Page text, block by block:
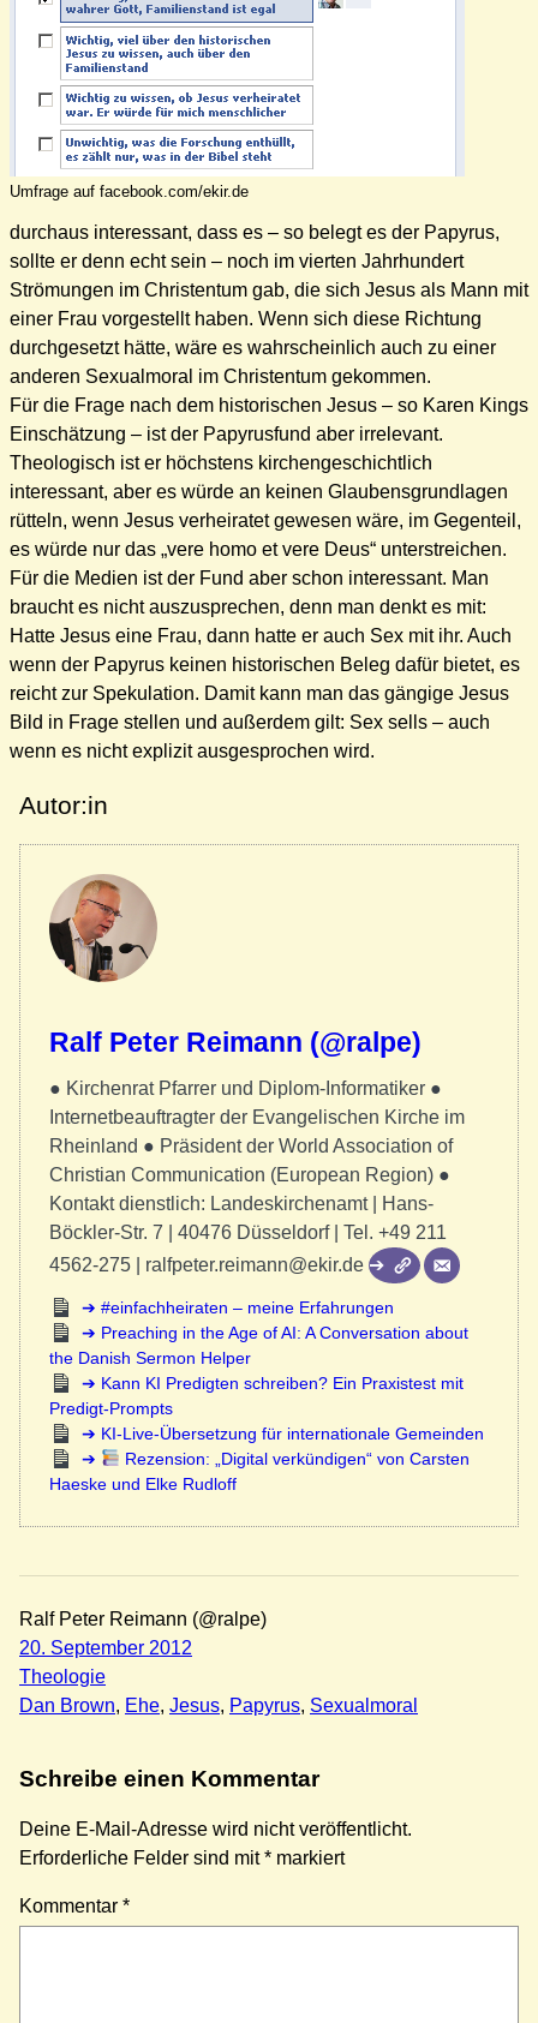
Umfrage auf facebook.com/ekir.de
durchaus interessant, dass es – so belegt es der Papyrus,
sollte er denn echt sein – noch im vierten Jahrhundert
Strömungen im Christentum gab, die sich Jesus als Mann mit
einer Frau vorgestellt haben. Wenn sich diese Richtung
durchgesetzt hätte, wäre es wahrscheinlich auch zu einer
anderen Sexualmoral im Christentum gekommen.
Für die Frage nach dem historischen Jesus – so Karen Kings
Einschätzung – ist der Papyrusfund aber irrelevant.
Theologisch ist er höchstens kirchengeschichtlich
interessant, aber es würde an keinen Glaubensgrundlagen
rütteln, wenn Jesus verheiratet gewesen wäre, im Gegenteil,
es würde nur das „vere homo et vere Deus“ unterstreichen.
Für die Medien ist der Fund aber schon interessant. Man
braucht es nicht auszusprechen, denn man denkt es mit:
Hatte Jesus eine Frau, dann hatte er auch Sex mit ihr. Auch
wenn der Papyrus keinen historischen Beleg dafür bietet, es
reicht zur Spekulation. Damit kann man das gängige Jesus
Bild in Frage stellen und außerdem gilt: Sex sells – auch
wenn es nicht explizit ausgesprochen wird.
Autor:in
Ralf Peter Reimann (@ralpe)
● Kirchenrat Pfarrer und Diplom-Informatiker ●
Internetbeauftragter der Evangelischen Kirche im
Rheinland ● Präsident der World Association of
Christian Communication (European Region) ●
Kontakt dienstlich: Landeskirchenamt | Hans-
Böckler-Str. 7 | 40476 Düsseldorf | Tel. +49 211
4562-275 | ralfpeter.reimann@ekir.de
#einfachheiraten – meine Erfahrungen
Preaching in the Age of AI: A Conversation about
the Danish Sermon Helper
Kann KI Predigten schreiben? Ein Praxistest mit
Predigt-Prompts
KI-Live-Übersetzung für internationale Gemeinden
Rezension: „Digital verkündigen“ von Carsten
Haeske und Elke Rudloff
Ralf Peter Reimann (@ralpe)
20. September 2012
Theologie
Dan Brown, Ehe, Jesus, Papyrus, Sexualmoral
Schreibe einen Kommentar
Deine E-Mail-Adresse wird nicht veröffentlicht.
Erforderliche Felder sind mit* markiert
Kommentar *